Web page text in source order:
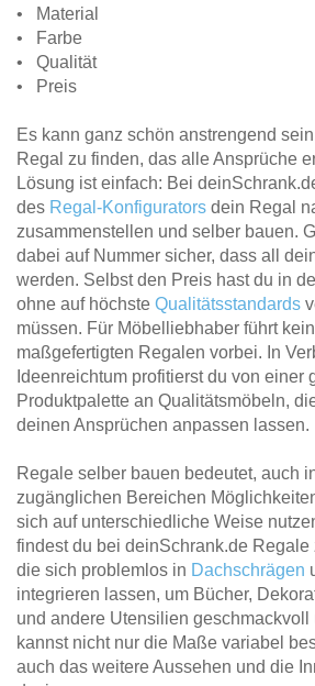
• Material
• Farbe
• Qualität
• Preis
Es kann ganz schön anstrengend
Regal zu finden, das alle Ansprüche
Lösung ist einfach: Bei
des Regal-Konfigurators dein Regal
zusammenstellen und selber bauen.
dabei auf Nummer sicher, dass all
werden. Selbst den Preis hast du in
ohne auf höchste Qualitätsstandards
müssen. Für Möbelliebhaber führt
maßgefertigten Regalen vorbei. In
Ideenreichtum profitierst du von einer
Produktpalette an Qualitätsmöbeln,
deinen Ansprüchen anpassen lassen.
Regale selber bauen bedeutet, auch
zugänglichen Bereichen
sich auf unterschiedliche Weise
findest du bei deinSchrank.de Regale
die sich problemlos in Dachschrägen
integrieren lassen, um Bücher,
und andere Utensilien geschmackvoll
kannst nicht nur die Maße variabel
auch das weitere Aussehen und die